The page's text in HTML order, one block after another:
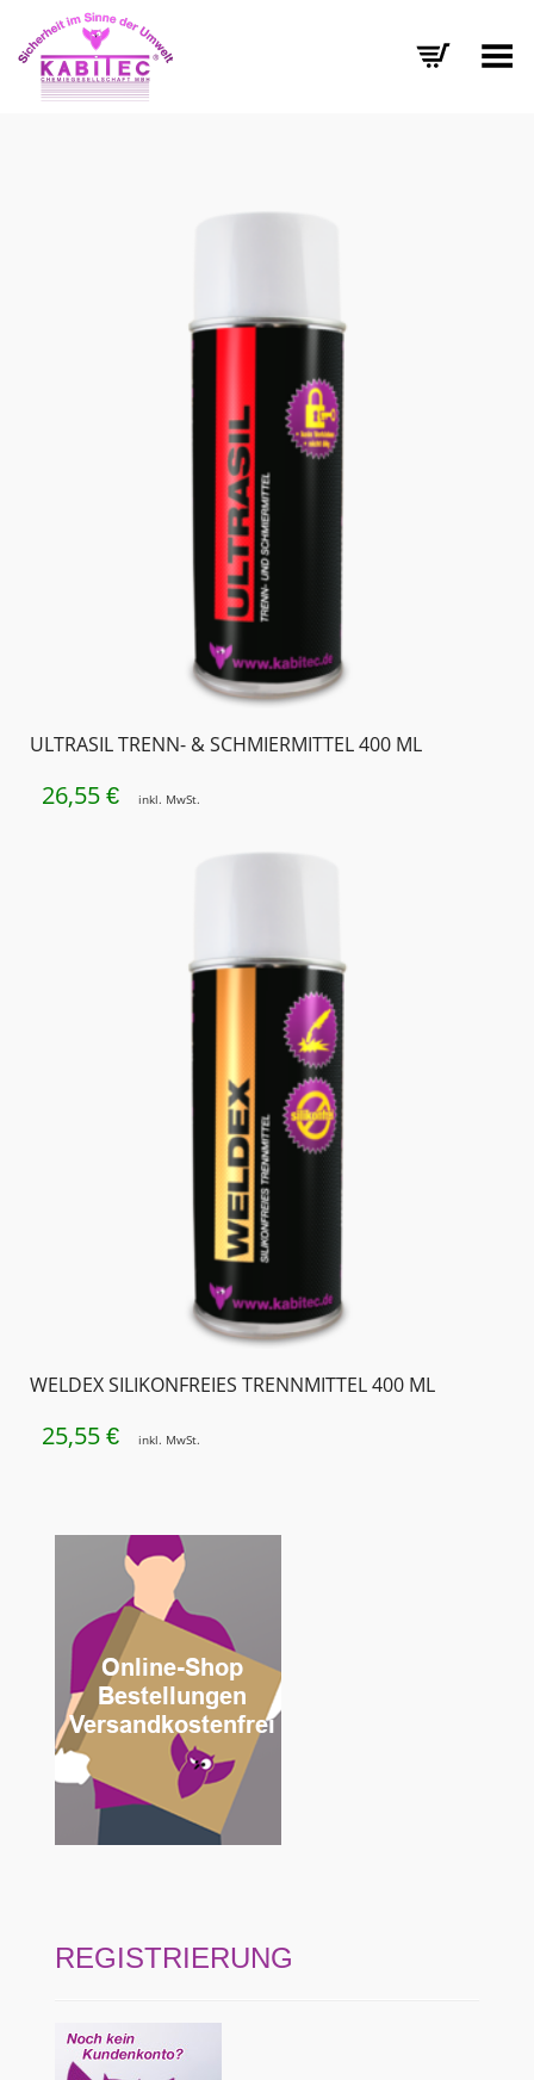
Menü umschalten
ULTRASIL TRENN- & SCHMIERMITTEL 400 ML
26,55 € inkl. MwSt.
WELDEX SILIKONFREIES TRENNMITTEL 400 ML
25,55 € inkl. MwSt.
REGISTRIERUNG